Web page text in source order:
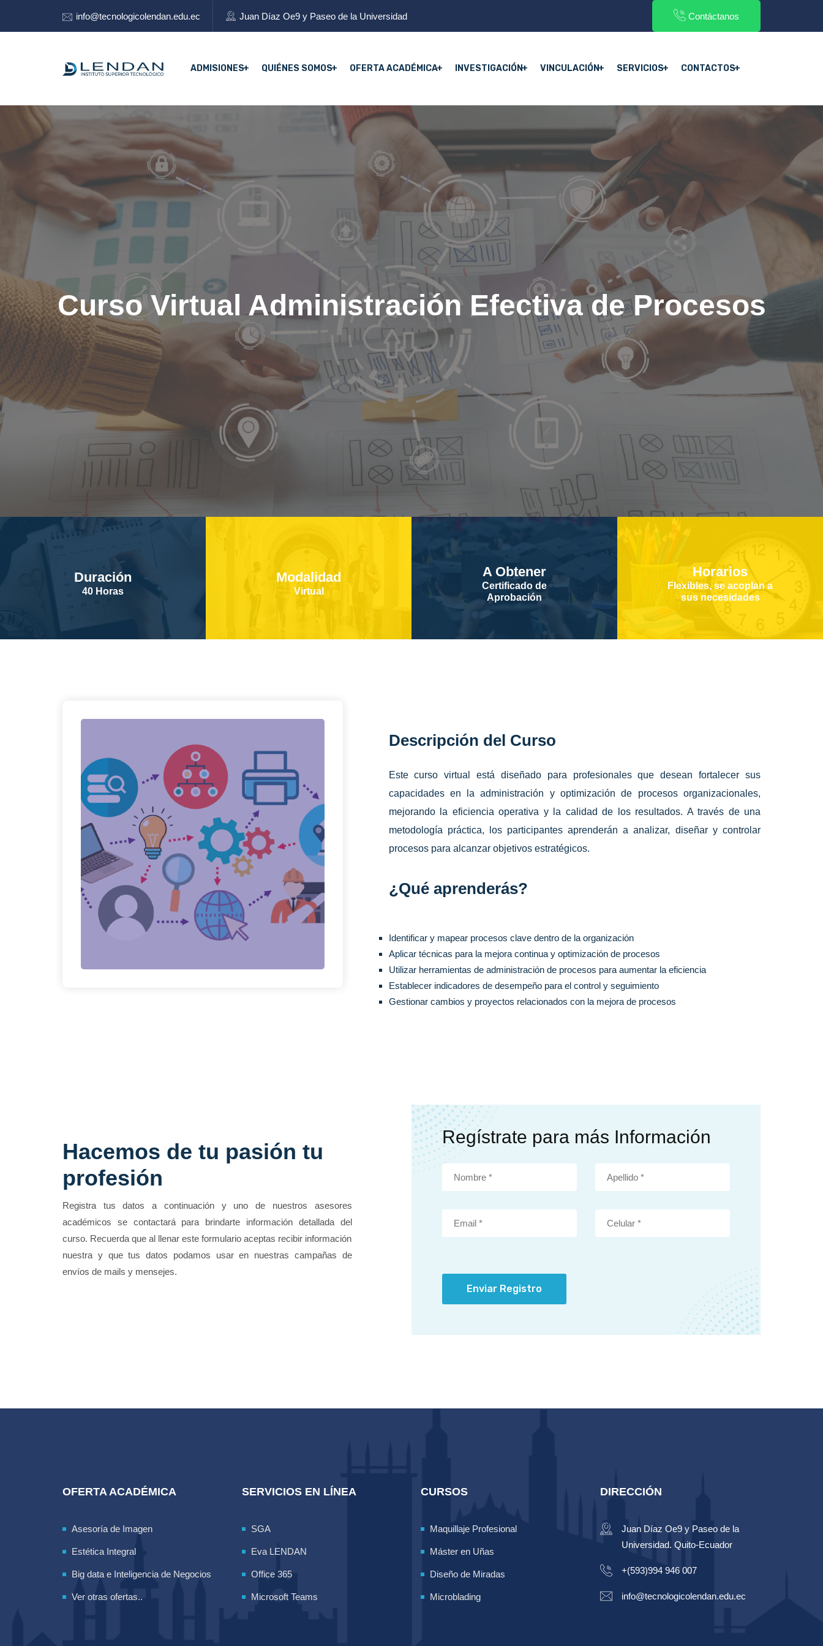
info@tecnologicolendan.edu.ec Juan Díaz Oe9 y Paseo de la Universidad Contáctanos
ADMISIONES QUIÉNES SOMOS OFERTA ACADÉMICA INVESTIGACIÓN VINCULACIÓN SERVICIOS CONTACTOS
Curso Virtual Administración Efectiva de Procesos
Duración
40 Horas
Modalidad
Virtual
A Obtener
Certificado de
Aprobación
Horarios
Flexibles, se acoplan a
sus necesidades
Descripción del Curso
Este curso virtual está diseñado para profesionales que desean fortalecer sus
capacidades en la administración y optimización de procesos organizacionales,
mejorando la eficiencia operativa y la calidad de los resultados. A través de una
metodología práctica, los participantes aprenderán a analizar, diseñar y controlar
procesos para alcanzar objetivos estratégicos.
¿Qué aprenderás?
Identificar y mapear procesos clave dentro de la organización
Aplicar técnicas para la mejora continua y optimización de procesos
Utilizar herramientas de administración de procesos para aumentar la eficiencia
Establecer indicadores de desempeño para el control y seguimiento
Gestionar cambios y proyectos relacionados con la mejora de procesos
Hacemos de tu pasión tu
profesión
Registra tus datos a continuación y uno de nuestros asesores
académicos se contactará para brindarte información detallada del
curso. Recuerda que al llenar este formulario aceptas recibir información
nuestra y que tus datos podamos usar en nuestras campañas de
envíos de mails y mensejes.
Regístrate para más Información
Enviar Registro
OFERTA ACADÉMICA
Asesoría de Imagen
Estética Integral
Big data e Inteligencia de Negocios
Ver otras ofertas..
SERVICIOS EN LÍNEA
SGA
Eva LENDAN
Office 365
Microsoft Teams
CURSOS
Maquillaje Profesional
Máster en Uñas
Diseño de Miradas
Microblading
DIRECCIÓN
Juan Díaz Oe9 y Paseo de la
Universidad. Quito-Ecuador
+(593)994 946 007
info@tecnologicolendan.edu.ec